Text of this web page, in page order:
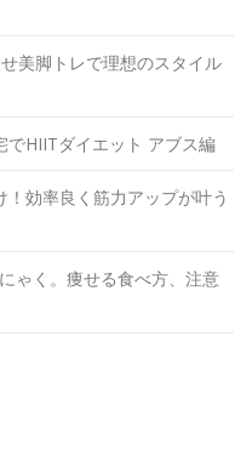
美脚トレで理想のスタイル
でHIITダイエット アブス編
！効率良く筋力アップが叶う
ゃく。痩せる食べ方、注意